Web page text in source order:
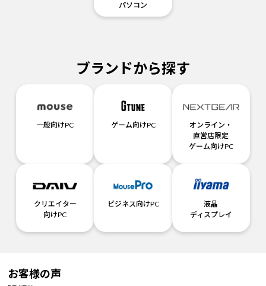
パソコン
ブランドから探す
一般向けPC ゲーム向けPC
オンライン・
直営店限定
ゲーム向けPC
クリエイター
向けPC
ビジネス向けPC
液晶
ディスプレイ
お客様の声